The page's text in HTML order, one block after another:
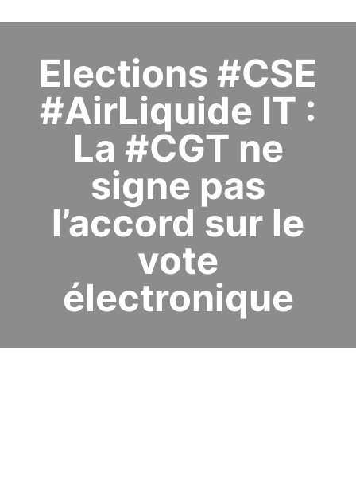
Elections #CSE
#AirLiquide IT :
La #CGT ne
signe pas
l’accord sur le
vote
électronique